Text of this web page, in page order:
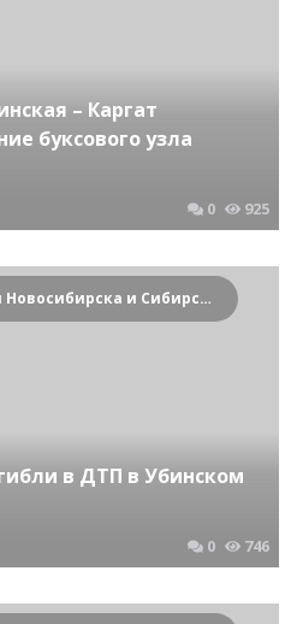
– Каргат
буксового узла
0 925
Криминальные новости Новосибирска и Сибирского региона
в ДТП в Убинском
0 746